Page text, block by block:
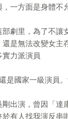
一方面是身體
劇里，為了不
是無法改變女主
力派演員
是國家一級演員
出演，曾因「
有人找我演反串